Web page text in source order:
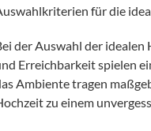
für die
der Auswahl der
Erreichbarkeit spielen
Ambiente tragen
zu einem